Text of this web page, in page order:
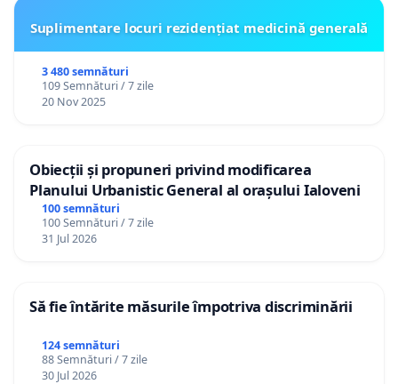
Suplimentare locuri rezidențiat medicină generală
3 480 semnături
109 Semnături / 7 zile
20 Nov 2025
Obiecții și propuneri privind modificarea
Planului Urbanistic General al orașului Ialoveni
100 semnături
100 Semnături / 7 zile
31 Jul 2026
Să fie întărite măsurile împotriva discriminării
124 semnături
88 Semnături / 7 zile
30 Jul 2026